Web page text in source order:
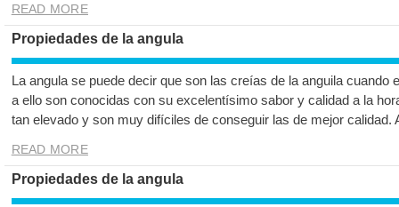
READ MORE
Propiedades de la angula
La angula se puede decir que son las creías de la anguila cuando
a ello son conocidas con su excelentísimo sabor y calidad a la
tan elevado y son muy difíciles de conseguir las de mejor
READ MORE
Propiedades de la angula